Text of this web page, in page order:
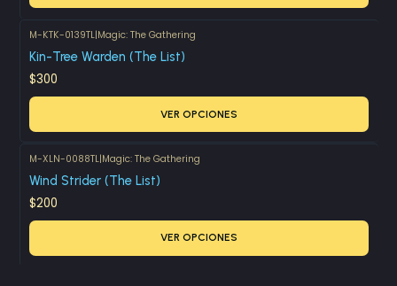
M-KTK-0139TL|Magic: The Gathering
Kin-Tree Warden (The List)
$300
VER OPCIONES
M-XLN-0088TL|Magic: The Gathering
Wind Strider (The List)
$200
VER OPCIONES